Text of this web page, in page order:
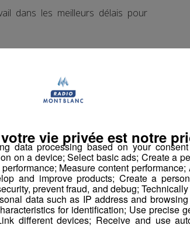
dans les meilleurs délais pour
Partager sur Twitter
des ODD
à 12h14-Mis à jour le 6 février 2024 à 17h39
data processing based on your
on a device; Select basic ads; Create a
Measure content
and improve products; Create a
prevent fraud, and debug;
data such as IP address and
for identification; Use precise
different devices; Receive and use
vie privée est notre